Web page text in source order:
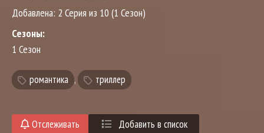
Добавлена: 2 Серия из 10 (1 Сезон)
Сезоны:
1 Сезон
романтика , триллер
Отслеживать
Добавить в список